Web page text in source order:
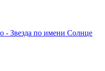
- Звезда по имени Солнце